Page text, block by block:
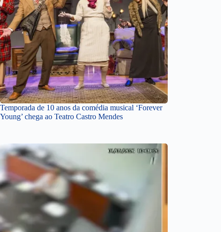
Temporada de 10 anos da comédia musical ‘Forever
Young’ chega ao Teatro Castro Mendes